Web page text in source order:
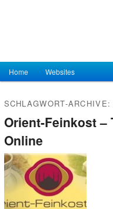
Hauptmenü
Zum Inhalt wechseln
Zum sekundären Inhalt
Home Websites
SCHLAGWORT-ARCHIVE:
Orient-Feinkost
Online